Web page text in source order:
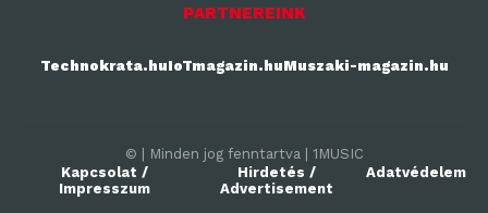
PARTNEREINK
Technokrata.huIoTmagazin.huMuszaki-magazin.hu
© | Minden jog fenntartva | 1MUSIC
Kapcsolat /
Impresszum
Hirdetés /
Advertisement
Adatvédelem